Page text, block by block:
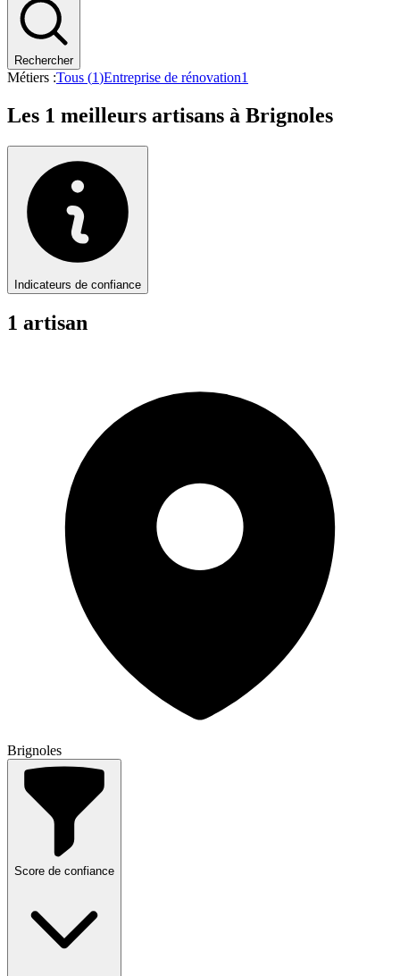
Rechercher
Métiers :Tous (1)Entreprise de rénovation1
Les 1 meilleurs artisans à Brignoles
Indicateurs de confiance
1 artisan
Brignoles
Score de confiance